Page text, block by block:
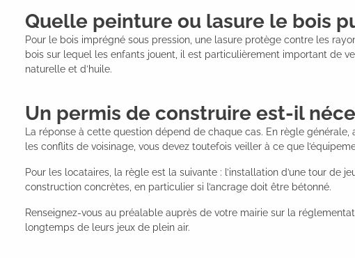
Quelle peinture ou lasure le bois
Pour le bois imprégné sous pression, une lasure protège contre les
bois sur lequel les enfants jouent, il est particulièrement important de
naturelle et d’huile.
Un permis de construire est-il
La réponse à cette question dépend de chaque cas. En règle
les conflits de voisinage, vous devez toutefois veiller à ce que
Pour les locataires, la règle est la suivante : l’installation d’une tour
construction concrètes, en particulier si l’ancrage doit être bétonné.
Renseignez-vous au préalable auprès de votre mairie sur la
longtemps de leurs jeux de plein air.